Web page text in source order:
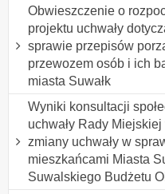
Obwieszczenie o
projektu uchwały
sprawie przepisów
przewozem osób i ich
miasta Suwałk
Wyniki konsultacji
uchwały Rady
zmiany uchwały w
mieszkańcami Miasta
Suwalskiego Budżetu